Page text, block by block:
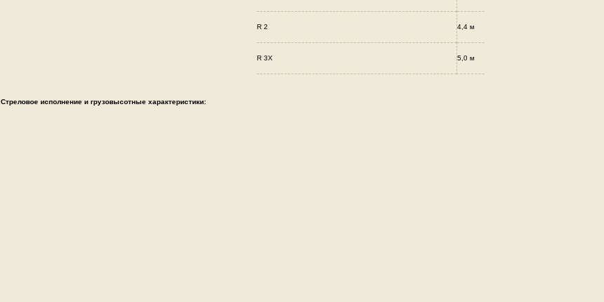
R 2 4,4 м
R 3X 5,0 м
Стреловое исполнение и грузовысотные характеристики: